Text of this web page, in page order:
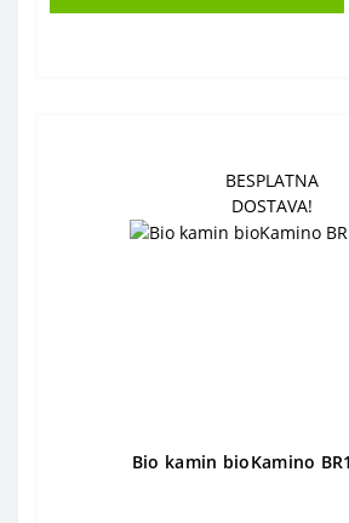
BESPLATNA
DOSTAVA!
Bio kamin bioKamino